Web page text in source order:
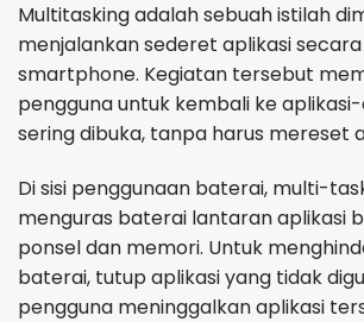
Multitasking adalah sebuah istilah
menjalankan sederet aplikasi
smartphone. Kegiatan tersebut
pengguna untuk kembali ke
sering dibuka, tanpa harus mereset
Di sisi penggunaan baterai, multi-
menguras baterai lantaran aplikasi
ponsel dan memori. Untuk
baterai, tutup aplikasi yang tidak
pengguna meninggalkan aplikasi